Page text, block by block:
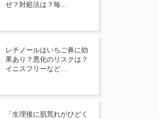
ぜ？対処法は？毎…
レチノールはいちご鼻に効
果あり？悪化のリスクは？
イニスフリーなど…
「生理後に肌荒れがひどく